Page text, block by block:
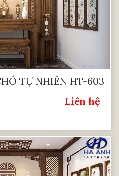
TỰ NHIÊN HT-603
Liên hệ